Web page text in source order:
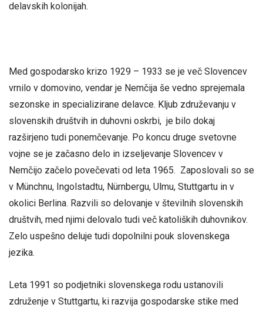
delavskih kolonijah.
Med gospodarsko krizo 1929 – 1933 se je več Slovencev
vrnilo v domovino, vendar je Nemčija še vedno sprejemala
sezonske in specializirane delavce. Kljub združevanju v
slovenskih društvih in duhovni oskrbi, je bilo dokaj
razširjeno tudi ponemčevanje. Po koncu druge svetovne
vojne se je začasno delo in izseljevanje Slovencev v
Nemčijo začelo povečevati od leta 1965. Zaposlovali so se
v Münchnu, Ingolstadtu, Nürnbergu, Ulmu, Stuttgartu in v
okolici Berlina. Razvili so delovanje v številnih slovenskih
društvih, med njimi delovalo tudi več katoliških duhovnikov.
Zelo uspešno deluje tudi dopolnilni pouk slovenskega
jezika.
Leta 1991 so podjetniki slovenskega rodu ustanovili
združenje v Stuttgartu, ki razvija gospodarske stike med